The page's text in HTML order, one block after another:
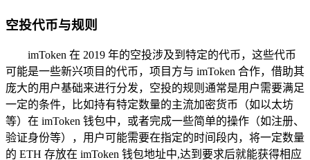
空投代币与规则
imToken 在 2019 年的空投涉及到特定的代币，这些代币
可能是一些新兴项目的代币，项目方与 imToken 合作，借助其
庞大的用户基础来进行分发，空投的规则通常是用户需要满足
一定的条件，比如持有特定数量的主流加密货币（如以太坊
等）在 imToken 钱包中，或者完成一些简单的操作（如注册、
验证身份等），用户可能需要在指定的时间段内，将一定数量
的 ETH 存放在 imToken 钱包地址中,达到要求后就能获得相应